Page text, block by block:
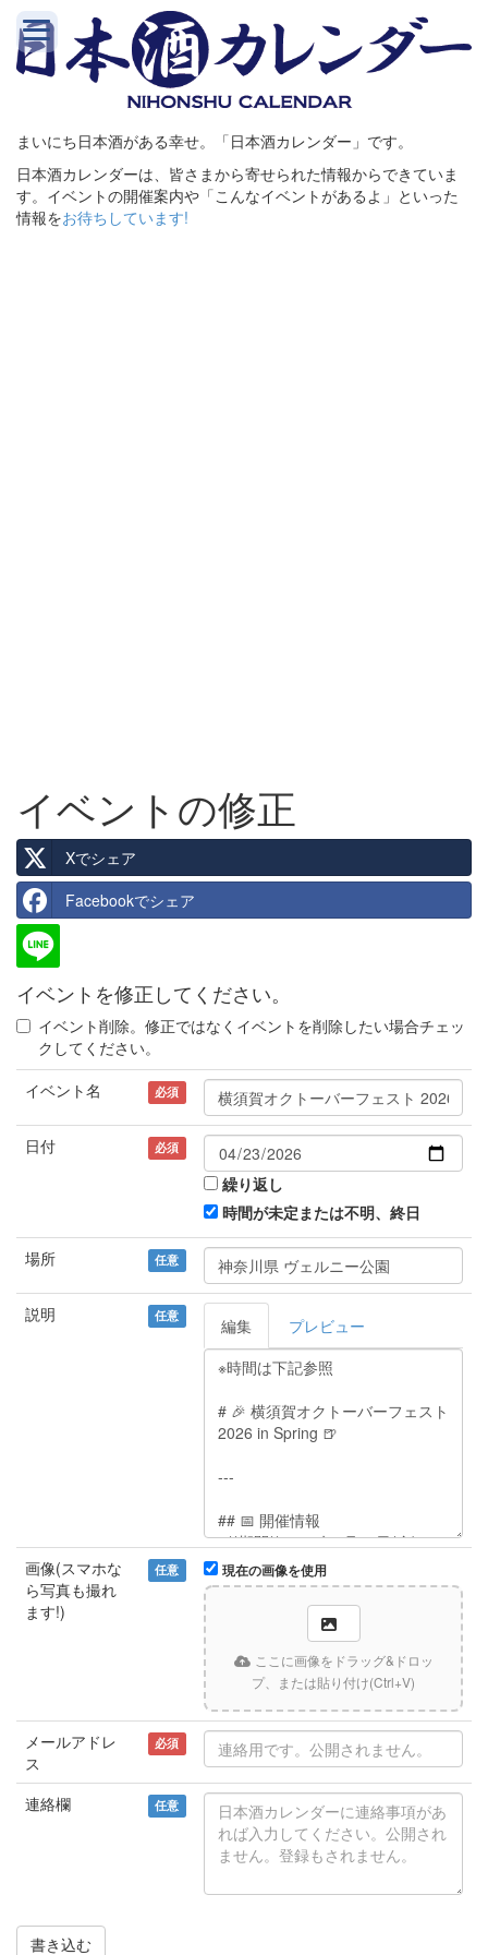
まいにち日本酒がある幸せ。「日本酒カレンダー」です。
日本酒カレンダーは、皆さまから寄せられた情報からできていま
す。イベントの開催案内や「こんなイベントがあるよ」といった
情報をお待ちしています!
イベントの修正
Xでシェア
Facebookでシェア
イベントを修正してください。
イベント削除。修正ではなくイベントを削除したい場合チェッ
クしてください。
イベント名
必須
日付 必須
繰り返し
時間が未定または不明、終日
場所 任意
説明 任意 編集 プレビュー
画像(スマホな
ら写真も撮れ
ます!)
任意 現在の画像を使用
ここに画像をドラッグ&ドロッ
プ、または貼り付け(Ctrl+V)
メールアドレ
ス
必須
連絡欄 任意
書き込む